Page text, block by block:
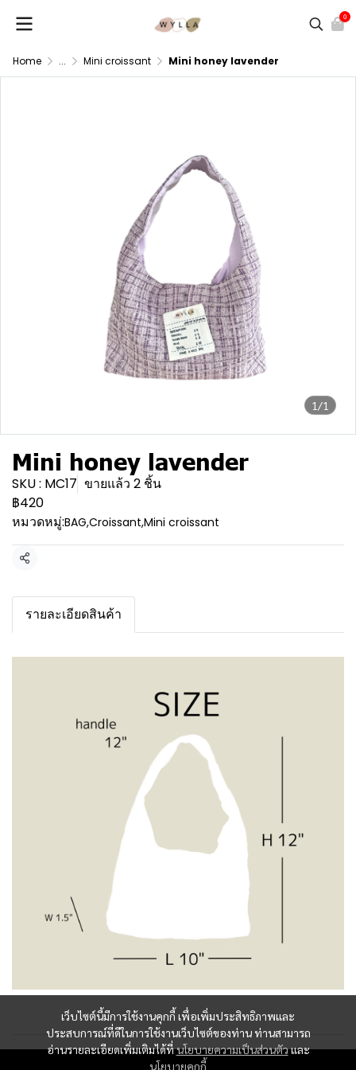
0
Home ... Mini croissant Mini honey lavender
1/1
Mini honey lavender
SKU : MC17 ขายแล้ว 2 ชิ้น
฿420
หมวดหมู่:BAG,Croissant,Mini croissant
แชร์
รายละเอียดสินค้า
เว็บไซต์นี้มีการใช้งานคุกกี้ เพื่อเพิ่มประสิทธิภาพและ
ประสบการณ์ที่ดีในการใช้งานเว็บไซต์ของท่าน ท่านสามารถ
อ่านรายละเอียดเพิ่มเติมได้ที่นโยบายความเป็นส่วนตัวและ
นโยบายคุกกี้